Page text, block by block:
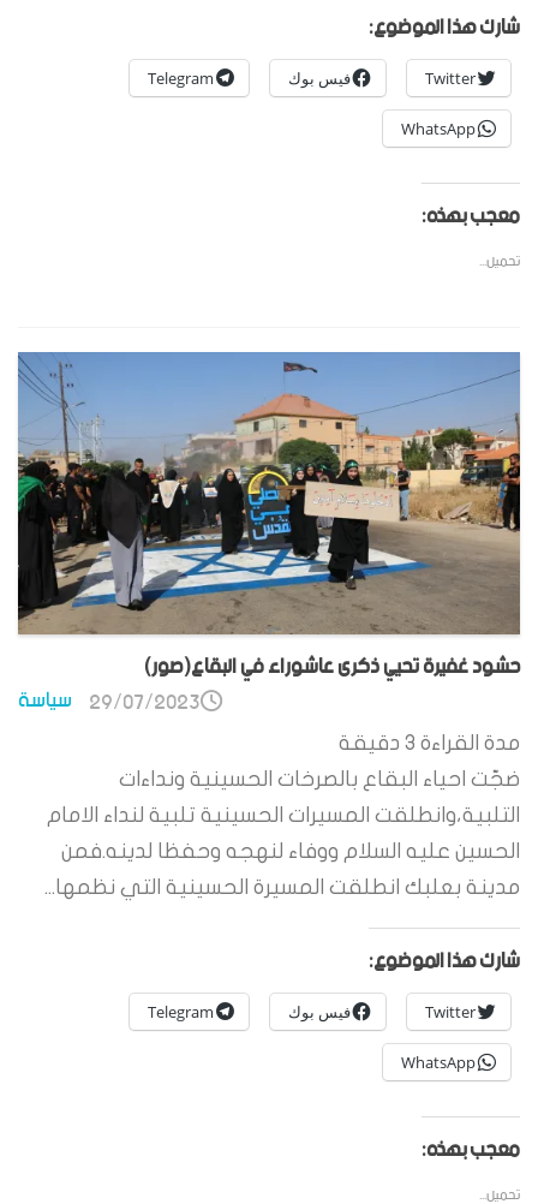
شارك هذا الموضوع:
Twitter فيس بوك Telegram
WhatsApp
معجب بهذه:
تحميل...
حشود غفيرة تحيي ذكرى عاشوراء في البقاع(صور)
سياسة 29/07/2023
مدة القراءة 3 دقيقة
ضجّت احياء البقاع بالصرخات الحسينية ونداءات
التلبية،وانطلقت المسيرات الحسينية تلبية لنداء الامام
الحسين عليه السلام ووفاء لنهجه وحفظا لدينه.فمن
مدينة بعلبك انطلقت المسيرة الحسينية التي نظمها...
شارك هذا الموضوع:
Twitter فيس بوك Telegram
WhatsApp
معجب بهذه:
تحميل...